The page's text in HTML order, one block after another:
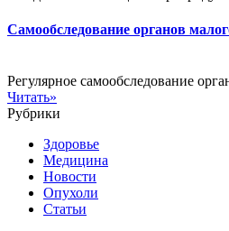
Самообследование органов
Регулярное самообследование
Читать»
Рубрики
Здоровье
Медицина
Новости
Опухоли
Статьи